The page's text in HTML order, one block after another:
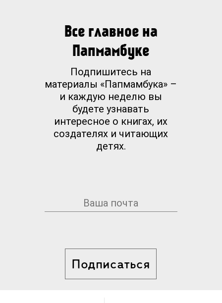
Все главное на
Папмамбуке
Подпишитесь на
материалы «Папмамбука» –
и каждую неделю вы
будете узнавать
интересное о книгах, их
создателях и читающих
детях.
Подписаться